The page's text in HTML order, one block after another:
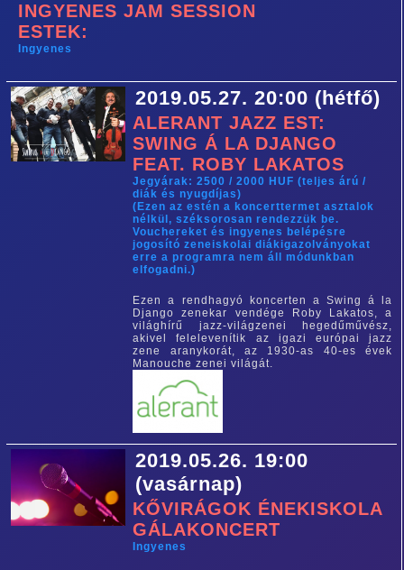
INGYENES JAM SESSION
ESTEK:
Ingyenes
2019.05.27. 20:00 (hétfő)
ALERANT JAZZ EST:
SWING Á LA DJANGO
FEAT. ROBY LAKATOS
Jegyárak: 2500 / 2000 HUF (teljes árú /
diák és nyugdíjas)
(Ezen az estén a koncerttermet asztalok
nélkül, széksorosan rendezzük be.
Vouchereket és ingyenes belépésre
jogosító zeneiskolai diákigazolványokat
erre a programra nem áll módunkban
elfogadni.)
Ezen a rendhagyó koncerten a Swing á la
Django zenekar vendége Roby Lakatos, a
világhírű jazz-világzenei hegedűművész,
akivel felelevenítik az igazi európai jazz
zene aranykorát, az 1930-as 40-es évek
Manouche zenei világát.
2019.05.26. 19:00
(vasárnap)
KŐVIRÁGOK ÉNEKISKOLA
GÁLAKONCERT
Ingyenes